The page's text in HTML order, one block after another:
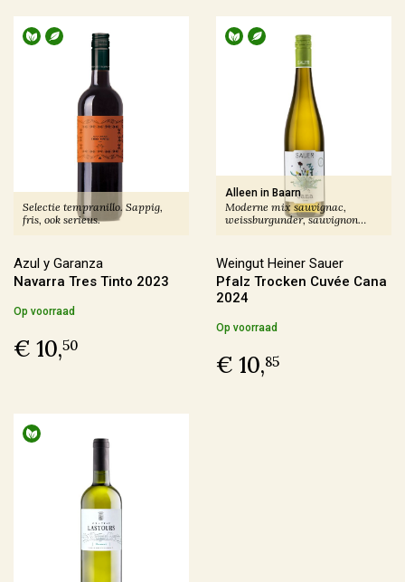
Uitverkocht(4)
Soort Teelt
Biologisch (107)
Biologisch-Dynamisch
In omschakeling(17)
Duurzaam(12)
Ja (188)
Last Vinute
Ook per fles
Selectie tempranillo. Sappig,
fris, ook serieus.
Azul y Garanza
Navarra Tres Tinto 2023
Op voorraad
€ 10,50
Alleen in Baarn
Moderne mix sauvignac,
weissburgunder, sauvignon
Weingut Heiner Sauer
Pfalz Trocken Cuvée Cana
2024
Op voorraad
€ 10,85